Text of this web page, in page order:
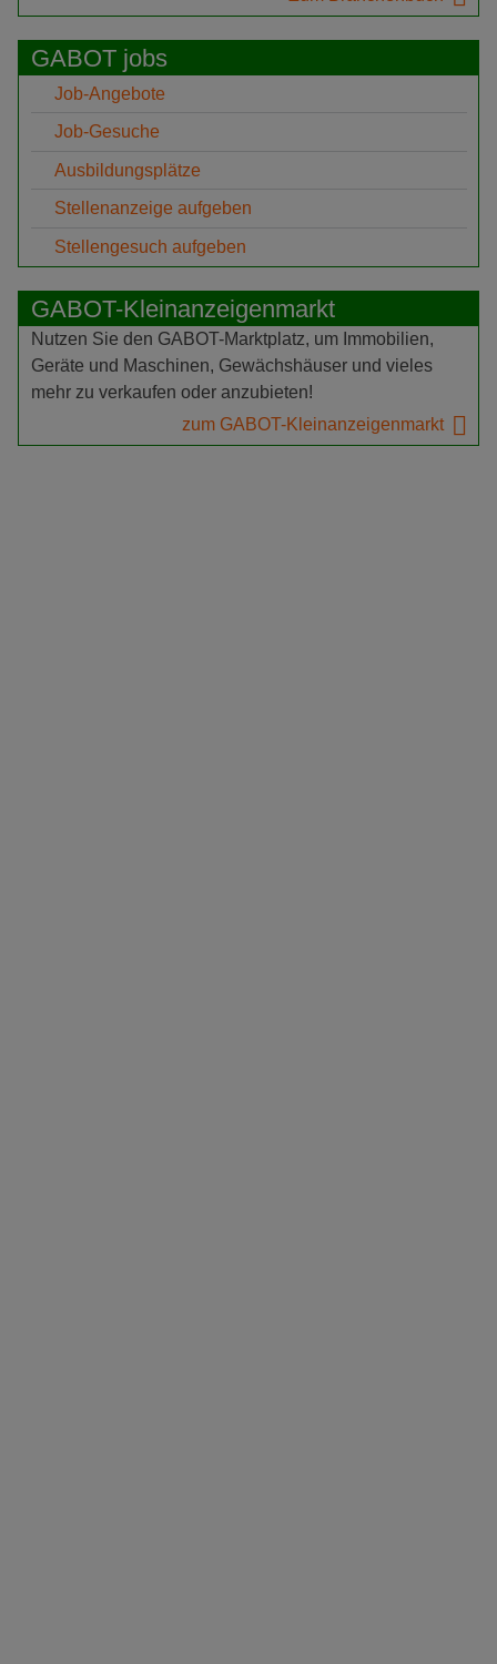
GABOT jobs
Job-Angebote
Job-Gesuche
Ausbildungsplätze
Stellenanzeige aufgeben
Stellengesuch aufgeben
GABOT-Kleinanzeigenmarkt
Nutzen Sie den GABOT-Marktplatz, um Immobilien,
Geräte und Maschinen, Gewächshäuser und vieles
mehr zu verkaufen oder anzubieten!
zum GABOT-Kleinanzeigenmarkt